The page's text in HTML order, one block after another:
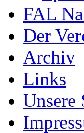
FAL
Der
Archiv
Links
Unsere